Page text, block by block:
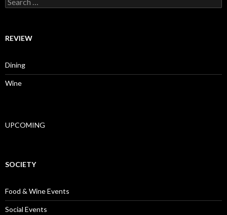
REVIEW
Dining
Wine
UPCOMING
SOCIETY
Food & Wine Events
Social Events